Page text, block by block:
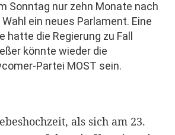
Sonntag nur zehn Monate nach
ein neues Parlament. Eine
die Regierung zu Fall
könnte wieder die
Partei MOST sein.
als sich am 23.